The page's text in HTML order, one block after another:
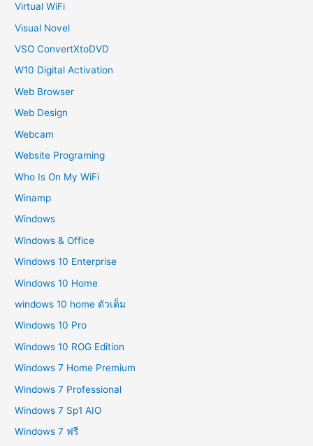
Virtual WiFi
Visual Novel
VSO ConvertXtoDVD
W10 Digital Activation
Web Browser
Web Design
Webcam
Website Programing
Who Is On My WiFi
Winamp
Windows
Windows & Office
Windows 10 Enterprise
Windows 10 Home
windows 10 home ตัวเต็ม
Windows 10 Pro
Windows 10 ROG Edition
Windows 7 Home Premium
Windows 7 Professional
Windows 7 Sp1 AIO
Windows 7 ฟรี